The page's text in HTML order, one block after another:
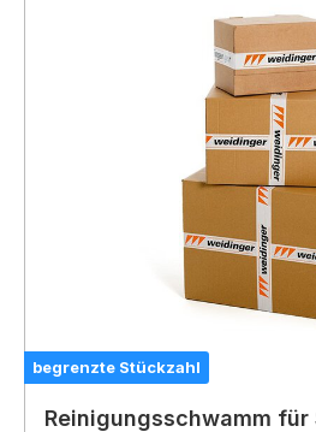
begrenzte Stückzahl
Reinigungsschwamm für